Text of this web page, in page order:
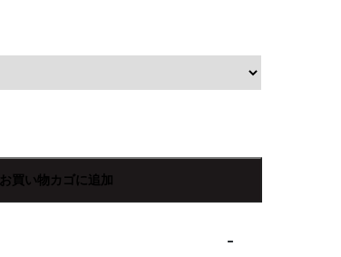
お買い物カゴに追加